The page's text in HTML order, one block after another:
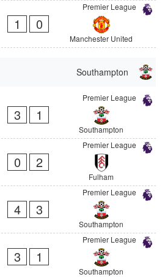
Premier League
1 0
Manchester United
Southampton
Premier League
3 1
Southampton
Premier League
0 2
Fulham
Premier League
4 3
Southampton
Premier League
3 1
Southampton